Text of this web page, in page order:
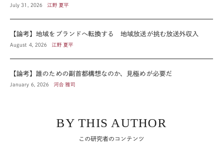
July 31, 2026 江野 夏平
【論考】地域をブランドへ転換する 地域放送が挑む放送外収入
August 4, 2026 江野 夏平
【論考】誰のための副首都構想なのか、見極めが必要だ
January 6, 2026 河合 雅司
BY THIS AUTHOR
この研究者のコンテンツ